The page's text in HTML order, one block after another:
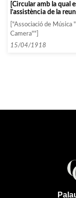
[Circular amb la qual
l’assistència de la
Junta Directiva per
canvi d’impressions
concerts, de l’estat
concerts i de la
["Associació de Música
Camera""]
15/04/1918